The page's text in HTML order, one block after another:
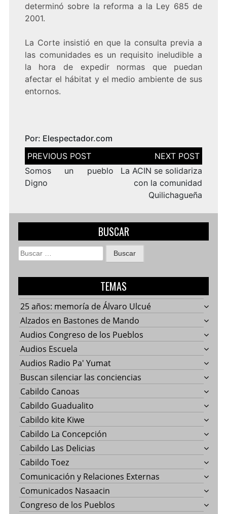
determinó sobre la reforma a la Ley 685 de
2001.
La Corte insistió en que la consulta previa a
las comunidades es un requisito ineludible a
la hora de expedir normas que puedan
afectar el hábitat y el medio ambiente de sus
entornos.
Por: Elespectador.com
Navegación
de
entradas
Somos un pueblo
Digno
La ACIN se solidariza
con la comunidad
Quilichagueña
BUSCAR
Buscar:
TEMAS
25 años: memoría de Álvaro Ulcué
Alzados en Bastones de Mando
Audios Congreso de los Pueblos
Audios Escuela
Audios Radio Pa' Yumat
Buscan silenciar las conciencias
Cabildo Canoas
Cabildo Guadualito
Cabildo kite Kiwe
Cabildo La Concepción
Cabildo Las Delicias
Cabildo Toez
Comunicación y Relaciones Externas
Comunicados Nasaacin
Congreso de los Pueblos